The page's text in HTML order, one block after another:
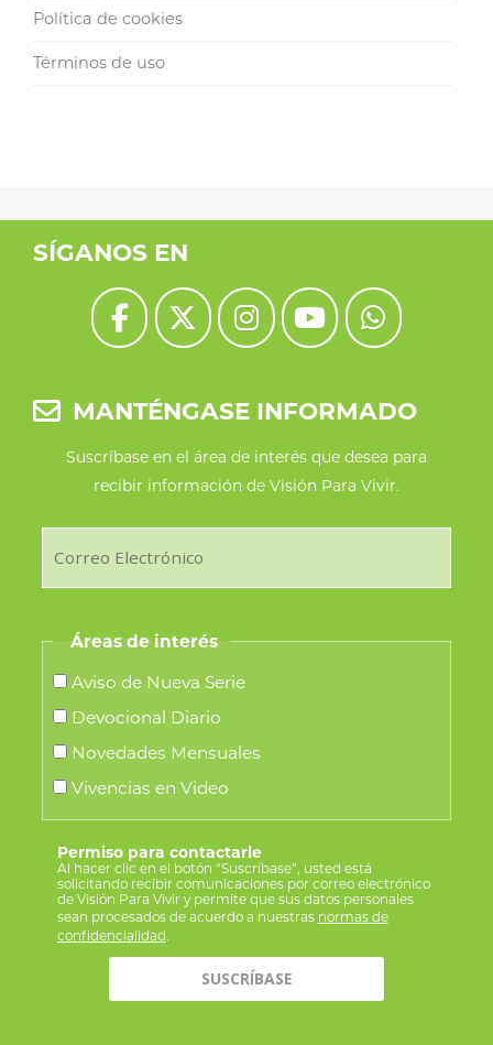
Política de cookies
Términos de uso
SÍGANOS EN
MANTÉNGASE INFORMADO
Suscríbase en el área de interés que desea para
recibir información de Visión Para Vivir.
Áreas de interés
Aviso de Nueva Serie
Devocional Diario
Novedades Mensuales
Vivencias en Video
Permiso para contactarle
Al hacer clic en el botón “Suscríbase”, usted está
solicitando recibir comunicaciones por correo electrónico
de Visión Para Vivir y permite que sus datos personales
sean procesados de acuerdo a nuestras normas de
confidencialidad.